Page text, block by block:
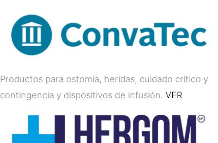
Productos para ostomía, heridas, cuidado crítico y
contingencia y dispositivos de infusión. VER